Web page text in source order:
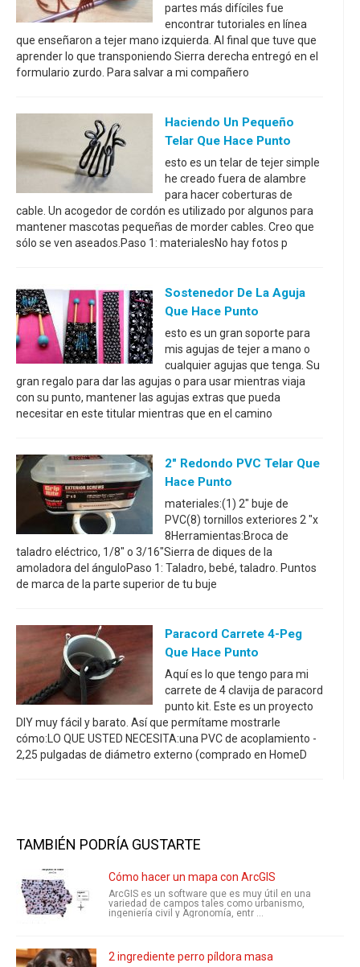
partes más difíciles fue
encontrar tutoriales en línea
que enseñaron a tejer mano izquierda. Al final que tuve que
aprender lo que transponiendo Sierra derecha entregó en el
formulario zurdo. Para salvar a mi compañero
Haciendo Un Pequeño
Telar Que Hace Punto
esto es un telar de tejer simple
he creado fuera de alambre
para hacer coberturas de
cable. Un acogedor de cordón es utilizado por algunos para
mantener mascotas pequeñas de morder cables. Creo que
sólo se ven aseados.Paso 1: materialesNo hay fotos p
Sostenedor De La Aguja
Que Hace Punto
esto es un gran soporte para
mis agujas de tejer a mano o
cualquier agujas que tenga. Su
gran regalo para dar las agujas o para usar mientras viaja
con su punto, mantener las agujas extras que pueda
necesitar en este titular mientras que en el camino
2" Redondo PVC Telar Que
Hace Punto
materiales:(1) 2" buje de
PVC(8) tornillos exteriores 2 "x
8Herramientas:Broca de
taladro eléctrico, 1/8" o 3/16"Sierra de diques de la
amoladora del ánguloPaso 1: Taladro, bebé, taladro. Puntos
de marca de la parte superior de tu buje
Paracord Carrete 4-Peg
Que Hace Punto
Aquí es lo que tengo para mi
carrete de 4 clavija de paracord
punto kit. Este es un proyecto
DIY muy fácil y barato. Así que permítame mostrarle
cómo:LO QUE USTED NECESITA:una PVC de acoplamiento -
2,25 pulgadas de diámetro externo (comprado en HomeD
TAMBIÉN PODRÍA GUSTARTE
Cómo hacer un mapa con ArcGIS
ArcGIS es un software que es muy útil en una
variedad de campos tales como urbanismo,
ingeniería civil y Agronomía, entr ...
2 ingrediente perro píldora masa